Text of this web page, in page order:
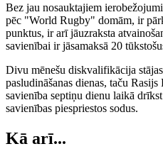
Bez jau nosauktajiem
pēc "World Rugby" domām, ir
punktus, ir arī jāuzraksta
savienībai ir jāsamaksā 20
Divu mēnešu diskvalifikācija
pasludināšanas dienas, taču
savienība septiņu dienu laikā
savienības piespriestos sodus.
Kā arī...